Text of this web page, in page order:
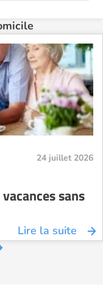
24 juillet 2026
sans
Lire la suite